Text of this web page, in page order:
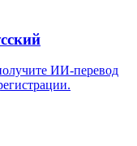
ИИ-перевод